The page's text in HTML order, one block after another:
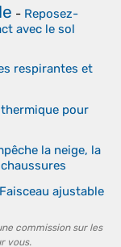
- Reposez-
avec le sol
respirantes et
pour
la neige, la
Faisceau ajustable
commission sur les
vous.